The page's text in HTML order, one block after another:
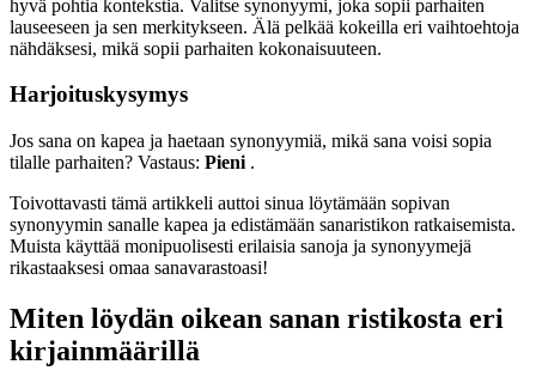
hyvä pohtia kontekstia. Valitse synonyymi, joka sopii parhaiten
lauseeseen ja sen merkitykseen. Älä pelkää kokeilla eri vaihtoehtoja
nähdäksesi, mikä sopii parhaiten kokonaisuuteen.
Harjoituskysymys
Jos sana on kapea ja haetaan synonyymiä, mikä sana voisi sopia
tilalle parhaiten? Vastaus: Pieni .
Toivottavasti tämä artikkeli auttoi sinua löytämään sopivan
synonyymin sanalle kapea ja edistämään sanaristikon ratkaisemista.
Muista käyttää monipuolisesti erilaisia sanoja ja synonyymejä
rikastaaksesi omaa sanavarastoasi!
Miten löydän oikean sanan ristikosta eri
kirjainmäärillä